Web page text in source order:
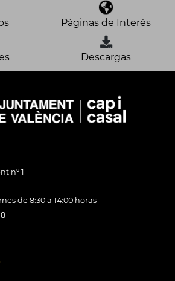
Páginas de Interés
Descargas
nº 1
de 8:30 a 14:00 horas